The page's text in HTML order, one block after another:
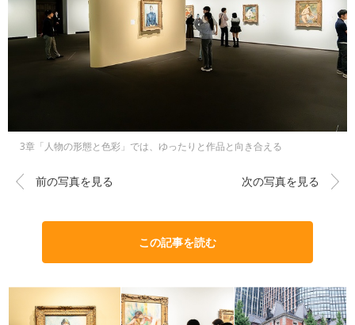
3章「人物の形態と色彩」では、ゆったりと作品と向き合える
前の写真を見る 次の写真を見る
この記事を読む